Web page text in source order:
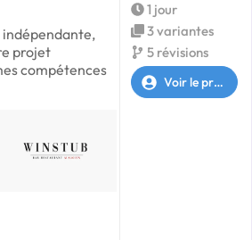
indépendante,
projet
compétences
1 jour
3 variantes
5 révisions
Voir le profil